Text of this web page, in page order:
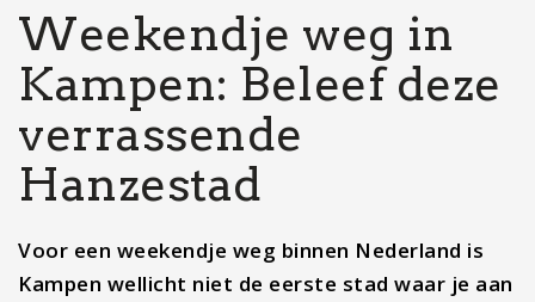
Weekendje weg in
Kampen: Beleef deze
verrassende
Hanzestad
Voor een weekendje weg binnen Nederland is
Kampen wellicht niet de eerste stad waar je aan